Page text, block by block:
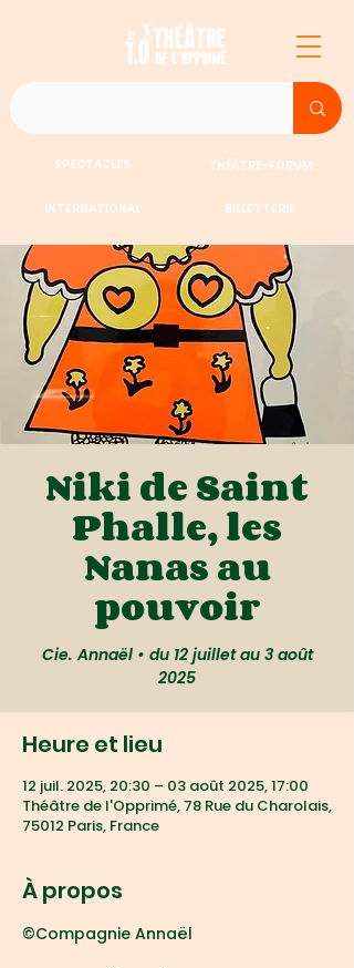
SPECTACLES THÉÂTRE-FORUM
INTERNATIONAL BILLETTERIE
Niki de Saint
Phalle, les
Nanas au
pouvoir
Cie. Annaël • du 12 juillet au 3 août
2025
Heure et lieu
12 juil. 2025, 20:30 – 03 août 2025, 17:00
Théâtre de l'Opprimé, 78 Rue du Charolais,
75012 Paris, France
À propos
©Compagnie Annaël